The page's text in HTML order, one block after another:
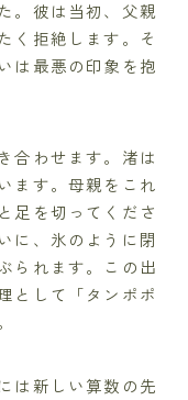
。彼は当初、父親
く拒絶します。そ
は最悪の印象を抱
合わせます。渚は
ます。母親をこれ
足を切ってくださ
に、氷のように閉
られます。この出
として「タンポポ
は新しい算数の先